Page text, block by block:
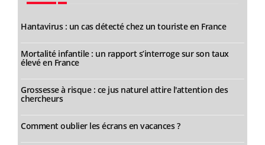
Hantavirus : un cas détecté chez un touriste en France
Mortalité infantile : un rapport s’interroge sur son taux
élevé en France
Grossesse à risque : ce jus naturel attire l'attention des
chercheurs
Comment oublier les écrans en vacances ?